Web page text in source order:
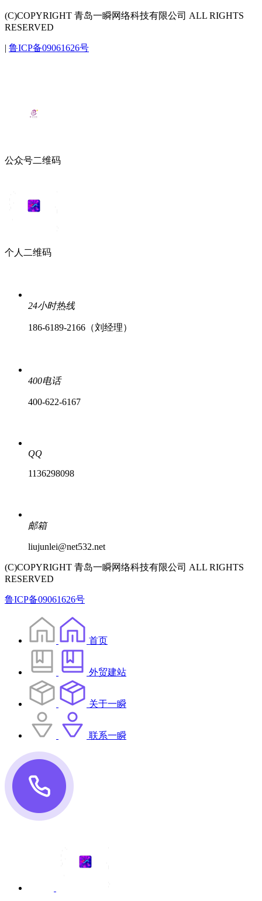
(C)COPYRIGHT 青岛一瞬网络科技有限公司 ALL RIGHTS
RESERVED
| 鲁ICP备09061626号
公众号二维码
个人二维码
24小时热线
186-6189-2166（刘经理）
400电话
400-622-6167
QQ
1136298098
邮箱
liujunlei@net532.net
(C)COPYRIGHT 青岛一瞬网络科技有限公司 ALL RIGHTS
RESERVED
鲁ICP备09061626号
首页
外贸建站
关于一瞬
联系一瞬